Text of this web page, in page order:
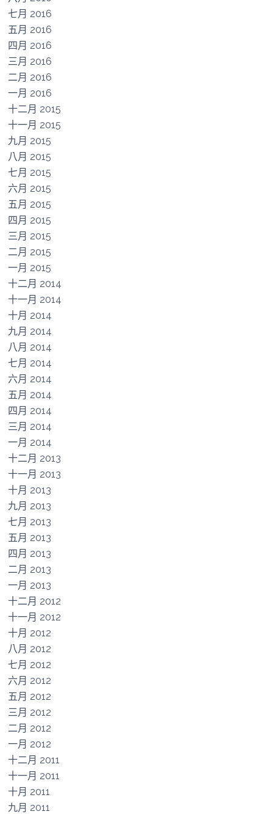
七月 2016
五月 2016
四月 2016
三月 2016
二月 2016
一月 2016
十二月 2015
十一月 2015
九月 2015
八月 2015
七月 2015
六月 2015
五月 2015
四月 2015
三月 2015
二月 2015
一月 2015
十二月 2014
十一月 2014
十月 2014
九月 2014
八月 2014
七月 2014
六月 2014
五月 2014
四月 2014
三月 2014
一月 2014
十二月 2013
十一月 2013
十月 2013
九月 2013
七月 2013
五月 2013
四月 2013
二月 2013
一月 2013
十二月 2012
十一月 2012
十月 2012
八月 2012
七月 2012
六月 2012
五月 2012
三月 2012
二月 2012
一月 2012
十二月 2011
十一月 2011
十月 2011
九月 2011